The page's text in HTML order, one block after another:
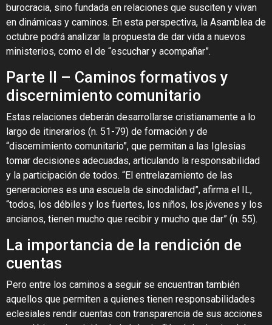
burocracia, sino fundada en relaciones que susciten y vivan
en dinámicas y caminos. En esta perspectiva, la Asamblea de
octubre podrá analizar la propuesta de dar vida a nuevos
ministerios, como el de “escuchar y acompañar”.
Parte II – Caminos formativos y
discernimiento comunitario
Estas relaciones deberán desarrollarse cristianamente a lo
largo de itinerarios (n. 51-79) de formación y de
“discernimiento comunitario”, que permitan a las Iglesias
tomar decisiones adecuadas, articulando la responsabilidad
y la participación de todos. “El entrelazamiento de las
generaciones es una escuela de sinodalidad”, afirma el IL,
“todos, los débiles y los fuertes, los niños, los jóvenes y los
ancianos, tienen mucho que recibir y mucho que dar” (n. 55).
La importancia de la rendición de
cuentas
Pero entre los caminos a seguir se encuentran también
aquellos que permiten a quienes tienen responsabilidades
eclesiales rendir cuentas con transparencia de sus acciones